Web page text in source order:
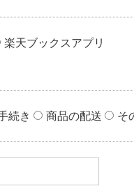
楽天ブックスアプリ
続き 商品の配送 そ